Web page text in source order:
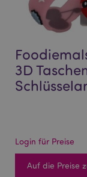
3D
Login für Preise
Auf die Preise